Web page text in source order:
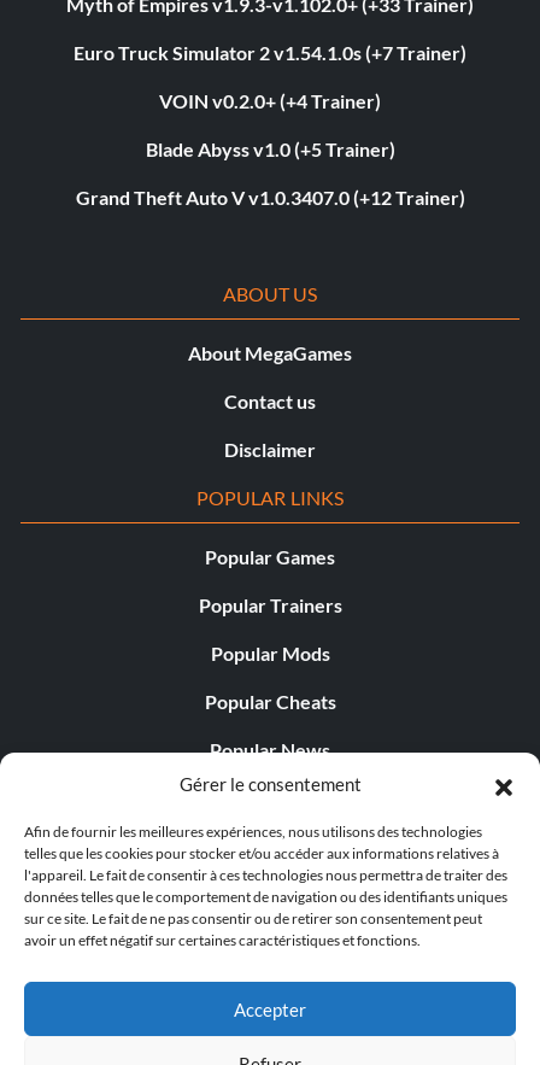
Gérer le consentement
Afin de fournir les meilleures expériences, nous utilisons des technologies
telles que les cookies pour stocker et/ou accéder aux informations relatives à
l'appareil. Le fait de consentir à ces technologies nous permettra de traiter des
données telles que le comportement de navigation ou des identifiants uniques
sur ce site. Le fait de ne pas consentir ou de retirer son consentement peut
avoir un effet négatif sur certaines caractéristiques et fonctions.
Accepter
Euro Truck Simulator 2 v1.54.1.0s (+7 Trainer)
VOIN v0.2.0+ (+4 Trainer)
Blade Abyss v1.0 (+5 Trainer)
Grand Theft Auto V v1.0.3407.0 (+12 Trainer)
ABOUT US
About MegaGames
Contact us
Disclaimer
POPULAR LINKS
Popular Games
Popular Trainers
Popular Mods
Popular Cheats
Popular News
Popular Editorials
Popular Free Games
LATEST UPDATES